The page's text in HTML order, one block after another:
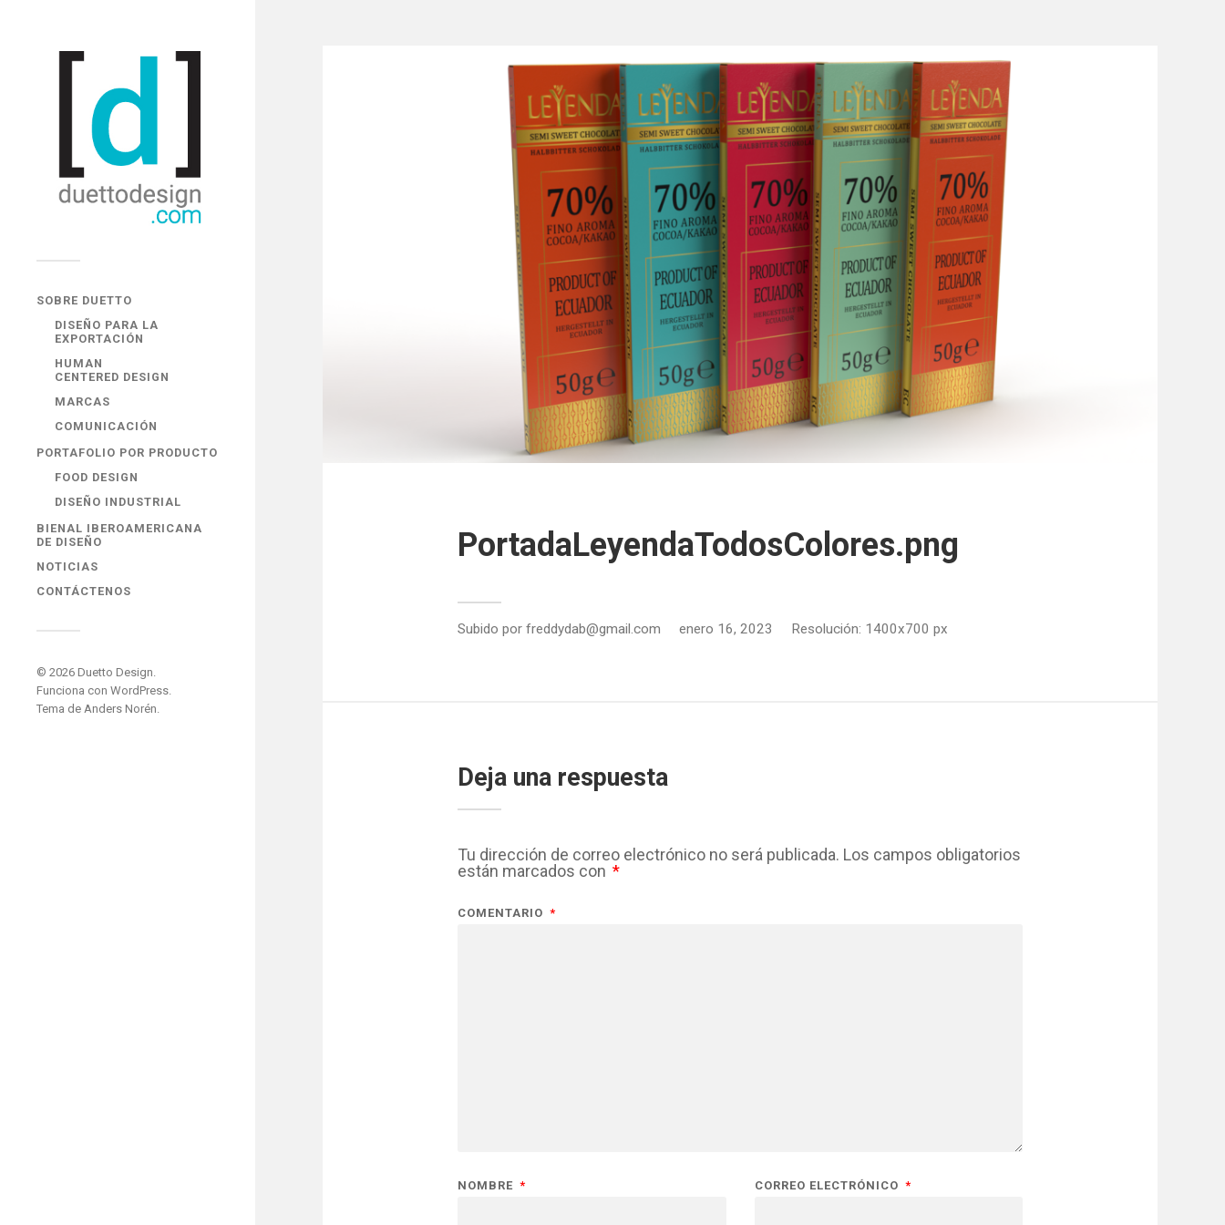
SOBRE DUETTO
DISEÑO PARA LA
EXPORTACIÓN
HUMAN
CENTERED DESIGN
MARCAS
COMUNICACIÓN
PORTAFOLIO POR PRODUCTO
FOOD DESIGN
DISEÑO INDUSTRIAL
BIENAL IBEROAMERICANA
DE DISEÑO
NOTICIAS
CONTÁCTENOS
© 2026 Duetto Design.
Funciona con WordPress.
Tema de Anders Norén.
PortadaLeyendaTodosColores.png
Subido por freddydab@gmail.com enero 16, 2023 Resolución: 1400x700 px
Deja una respuesta
Tu dirección de correo electrónico no será publicada. Los campos obligatorios
están marcados con *
COMENTARIO *
NOMBRE * CORREO ELECTRÓNICO *